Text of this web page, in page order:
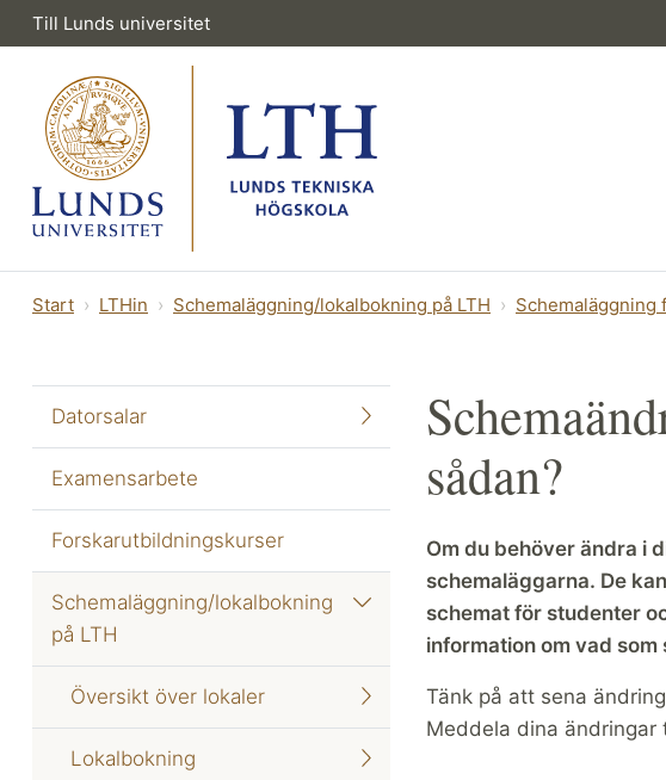
Till Lunds universitet
Start LTHin Schemaläggning/lokalbokning på LTH Schemaläggning
Datorsalar
Examensarbete
Forskarutbildningskurser
Schemaläggning/lokalbokning
på LTH
Översikt över lokaler
Lokalbokning
sådan?
Om du behöver ändra i
schemaläggarna. De
schemat för studenter
information om vad
Tänk på att sena
Meddela dina ändringar